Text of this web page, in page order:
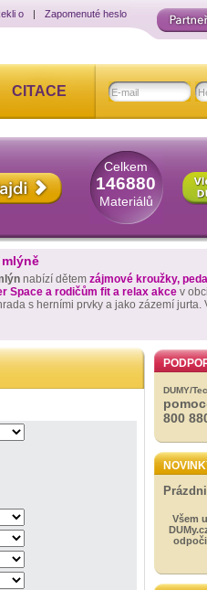
o | Zapomenuté heslo
CITACE
Celkem
146880
Materiálů
nabízí dětem zájmové kroužky,
Space a rodičům fit a relax akce v
s herními prvky a jako zázemí jurta.
DUMY/
800
Všem